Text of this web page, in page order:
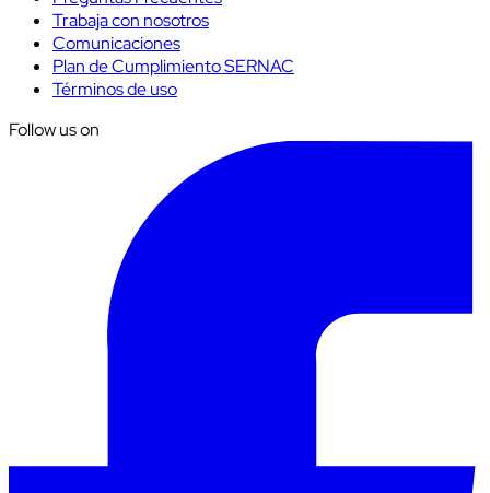
Trabaja con nosotros
Comunicaciones
Plan de Cumplimiento SERNAC
Términos de uso
Follow us on